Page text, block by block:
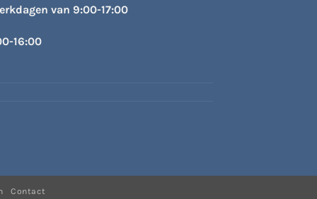
van 9:00-17:00
16:00
Contact